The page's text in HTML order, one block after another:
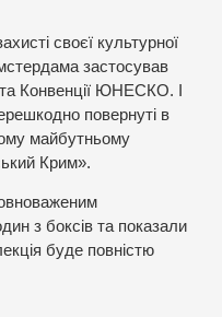
своєї культурної
застосував
та Конвенції ЮНЕСКО. І
повернуті в
майбутньому
Крим».
з боксів та показали
буде повністю